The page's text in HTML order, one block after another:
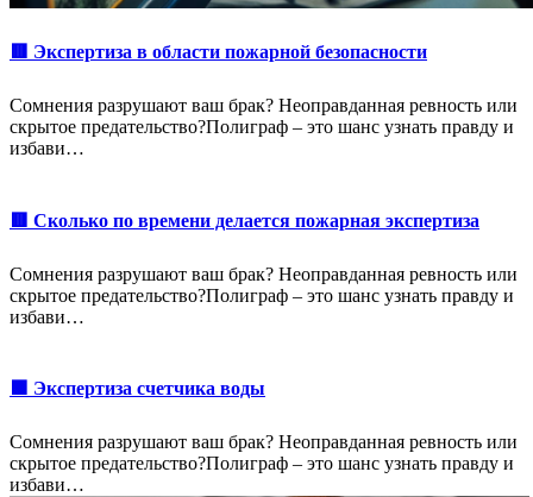
🟥 Экспертиза в области пожарной безопасности
Сомнения разрушают ваш брак? Неоправданная ревность или
скрытое предательство?Полиграф – это шанс узнать правду и
избави…
🟥 Сколько по времени делается пожарная экспертиза
Сомнения разрушают ваш брак? Неоправданная ревность или
скрытое предательство?Полиграф – это шанс узнать правду и
избави…
🟩 Экспертиза счетчика воды
Сомнения разрушают ваш брак? Неоправданная ревность или
скрытое предательство?Полиграф – это шанс узнать правду и
избави…